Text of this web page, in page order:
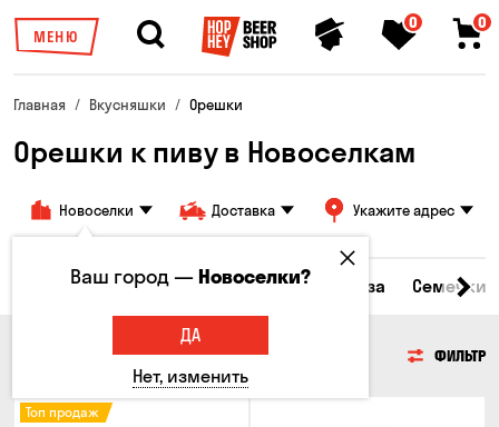
МЕНЮ
0 0
Главная Вкусняшки Орешки
Орешки к пиву в Новоселкам
Новоселки Доставка Укажите адрес
Сырные закуски Орешки Кукуруза Семечки
ОРЕШКИ ФИЛЬТР
Топ продаж
Ваш город —Новоселки?
ДА
Нет, изменить